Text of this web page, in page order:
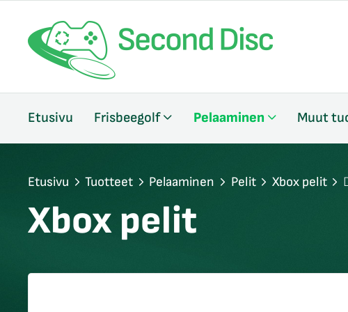
Etusivu Frisbeegolf Pelaaminen Muut
Etusivu Tuotteet Pelaaminen Pelit Xbox pelit
Xbox pelit
sulje
sulje
sulje